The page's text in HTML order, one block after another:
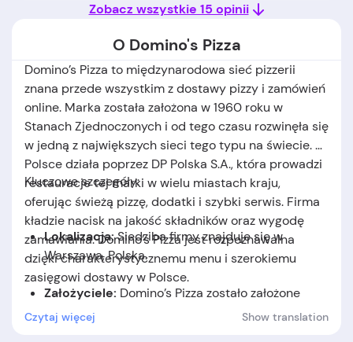
Zobacz wszystkie 15 opinii
O Domino's Pizza
Domino’s Pizza to międzynarodowa sieć pizzerii
znana przede wszystkim z dostawy pizzy i zamówień
online. Marka została założona w 1960 roku w
Stanach Zjednoczonych i od tego czasu rozwinęła się
w jedną z największych sieci tego typu na świecie. W
Polsce działa poprzez DP Polska S.A., która prowadzi
restauracje tej marki w wielu miastach kraju,
oferując świeżą pizzę, dodatki i szybki serwis. Firma
kładzie nacisk na jakość składników oraz wygodę
zamawiania. Domino’s Pizza jest rozpoznawalna
dzięki charakterystycznemu menu i szerokiemu
zasięgowi dostawy w Polsce.
Kluczowe szczegóły:
Lokalizacja:Siedziba firmy znajduje się w
Warszawa, Polska.
Założyciele: Domino’s Pizza zostało założone
przez Tomasz Monaghan, Jakub Monaghan.
Czytaj więcej Show translation